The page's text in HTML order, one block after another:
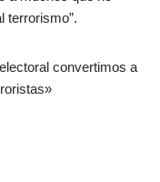
terrorismo”.
convertimos a